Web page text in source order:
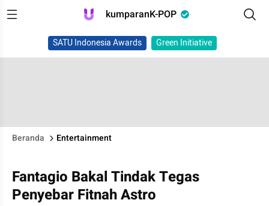
kumparanK-POP
SATU Indonesia Awards Green Initiative
Beranda Entertainment
Fantagio Bakal Tindak Tegas
Penyebar Fitnah Astro